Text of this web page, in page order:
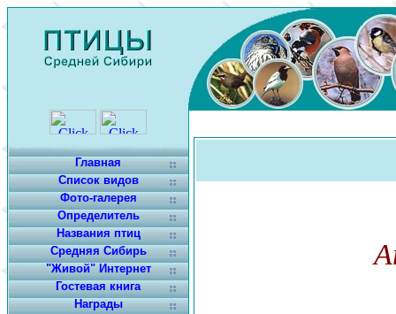
Главная
Список видов
Фото-галерея
Определитель
Названия птиц
Средняя Сибирь
"Живой" Интернет
Гостевая книга
Награды